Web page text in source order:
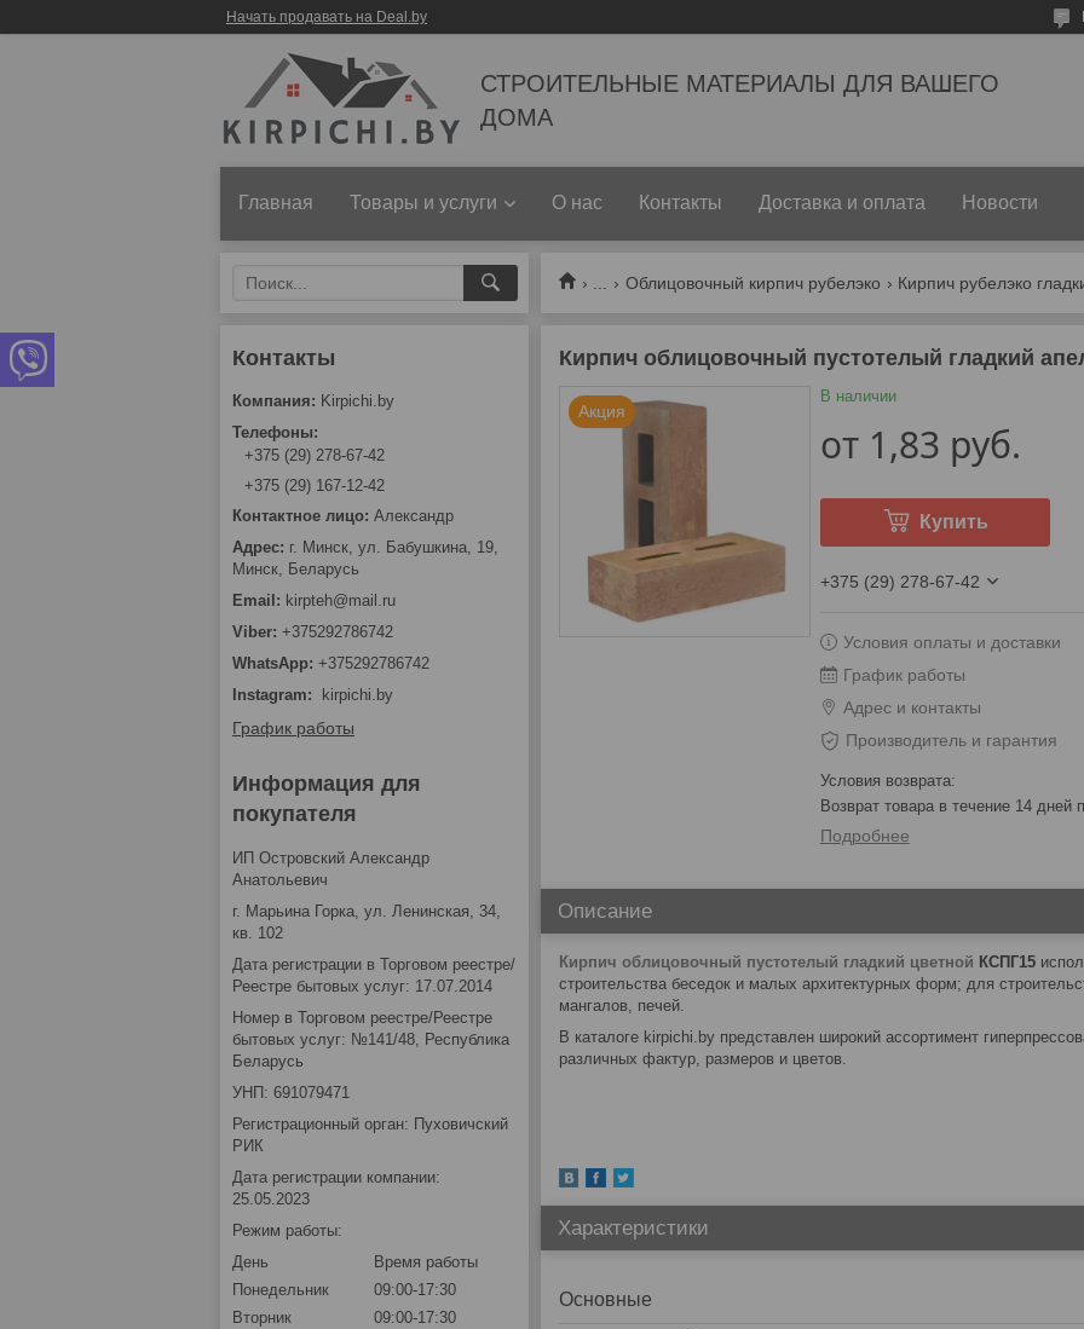
Начать продавать на Deal.by
СТРОИТЕЛЬНЫЕ МАТЕРИАЛЫ ДЛЯ ВАШЕГО
ДОМА
Главная Товары и услуги О нас Контакты Доставка и оплата Новости
Облицовочный кирпич рубелэко Кирпич рубелэко
Кирпич облицовочный пустотелый гладкий
Акция
В наличии
от 1,83 руб.
Купить
+375 (29) 278-67-42
Условия оплаты и доставки
График работы
Адрес и контакты
Производитель и гарантия
возврат товара в течение 14 дней
Подробнее
Описание
Кирпич облицовочный пустотелый гладкий цветной КСПГ15
строительства беседок и малых архитектурных форм; для
мангалов, печей.
В каталоге kirpichi.by представлен широкий ассортимент
различных фактур, размеров и цветов.
Характеристики
Основные
Kirpichi.by
+375 (29) 278-67-42
+375 (29) 167-12-42
Александр
г. Минск, ул. Бабушкина, 19,
Минск, Беларусь
kirpteh@mail.ru
+375292786742
+375292786742
Instagram
kirpichi.by
График работы
Информация для
покупателя
ИП Островский Александр
Анатольевич
г. Марьина Горка, ул. Ленинская, 34,
кв. 102
Дата регистрации в Торговом реестре/
Реестре бытовых услуг: 17.07.2014
Номер в Торговом реестре/Реестре
бытовых услуг: №141/48, Республика
Беларусь
УНП: 691079471
Регистрационный орган: Пуховичский
РИК
Дата регистрации компании:
25.05.2023
Режим работы:
День
Время работы
Понедельник
09:00-17:30
Вторник
09:00-17:30